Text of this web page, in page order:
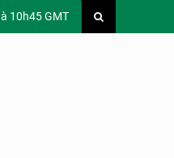
10h45 GMT